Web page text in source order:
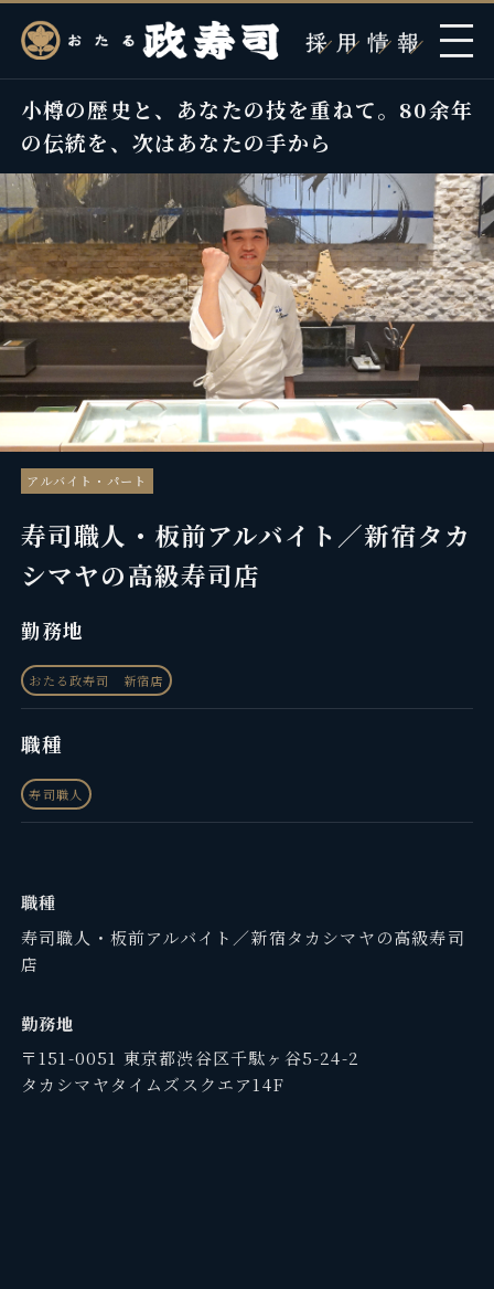
小樽の歴史と、あなたの技を重ねて。80余年
の伝統を、次はあなたの手から
アルバイト・パート
寿司職人・板前アルバイト／新宿タカ
シマヤの高級寿司店
勤務地
おたる政寿司 新宿店
職種
寿司職人
職種
寿司職人・板前アルバイト／新宿タカシマヤの高級寿司
店
勤務地
〒151-0051 東京都渋谷区千駄ヶ谷5-24-2
タカシマヤタイムズスクエア14F